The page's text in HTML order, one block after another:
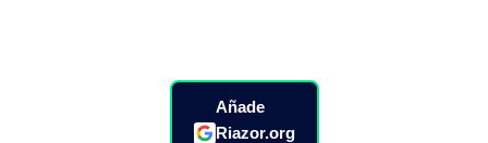
Añade
Riazor.org